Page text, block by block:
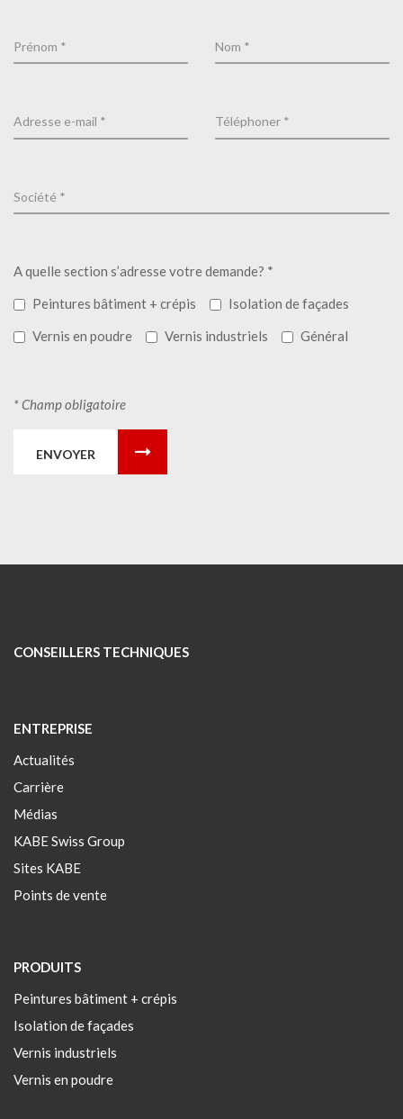
A quelle section s’adresse votre demande? *
Peintures bâtiment + crépis
Isolation de façades
Vernis en poudre
Vernis industriels Général
* Champ obligatoire
ENVOYER
CONSEILLERS TECHNIQUES
ENTREPRISE
Actualités
Carrière
Médias
KABE Swiss Group
Sites KABE
Points de vente
PRODUITS
Peintures bâtiment + crépis
Isolation de façades
Vernis industriels
Vernis en poudre